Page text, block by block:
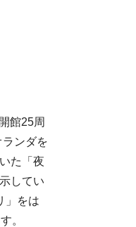
館25周
ンダを
た「夜
してい
」をは
。